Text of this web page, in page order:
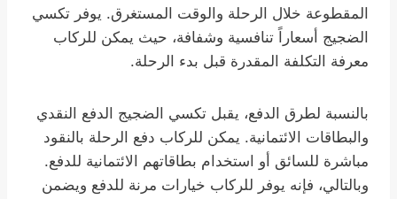
المقطوعة خلال الرحلة والوقت المستغرق. يوفر تكسي
الضجيج أسعاراً تنافسية وشفافة، حيث يمكن للركاب
معرفة التكلفة المقدرة قبل بدء الرحلة.
بالنسبة لطرق الدفع، يقبل تكسي الضجيج الدفع النقدي
والبطاقات الائتمانية. يمكن للركاب دفع الرحلة بالنقود
مباشرة للسائق أو استخدام بطاقاتهم الائتمانية للدفع.
وبالتالي، فإنه يوفر للركاب خيارات مرنة للدفع ويضمن